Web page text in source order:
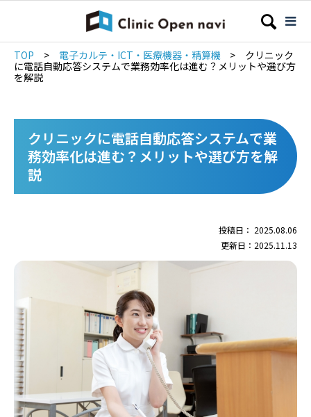
TOP > 電子カルテ・ICT・医療機器・精算機 >
クリニック
に電話自動応答システムで業務効率化は進む？メリットや選び方
を解説
クリニックに電話自動応答システムで業
務効率化は進む？メリットや選び方を解
説
投稿日： 2025.08.06
更新日：2025.11.13